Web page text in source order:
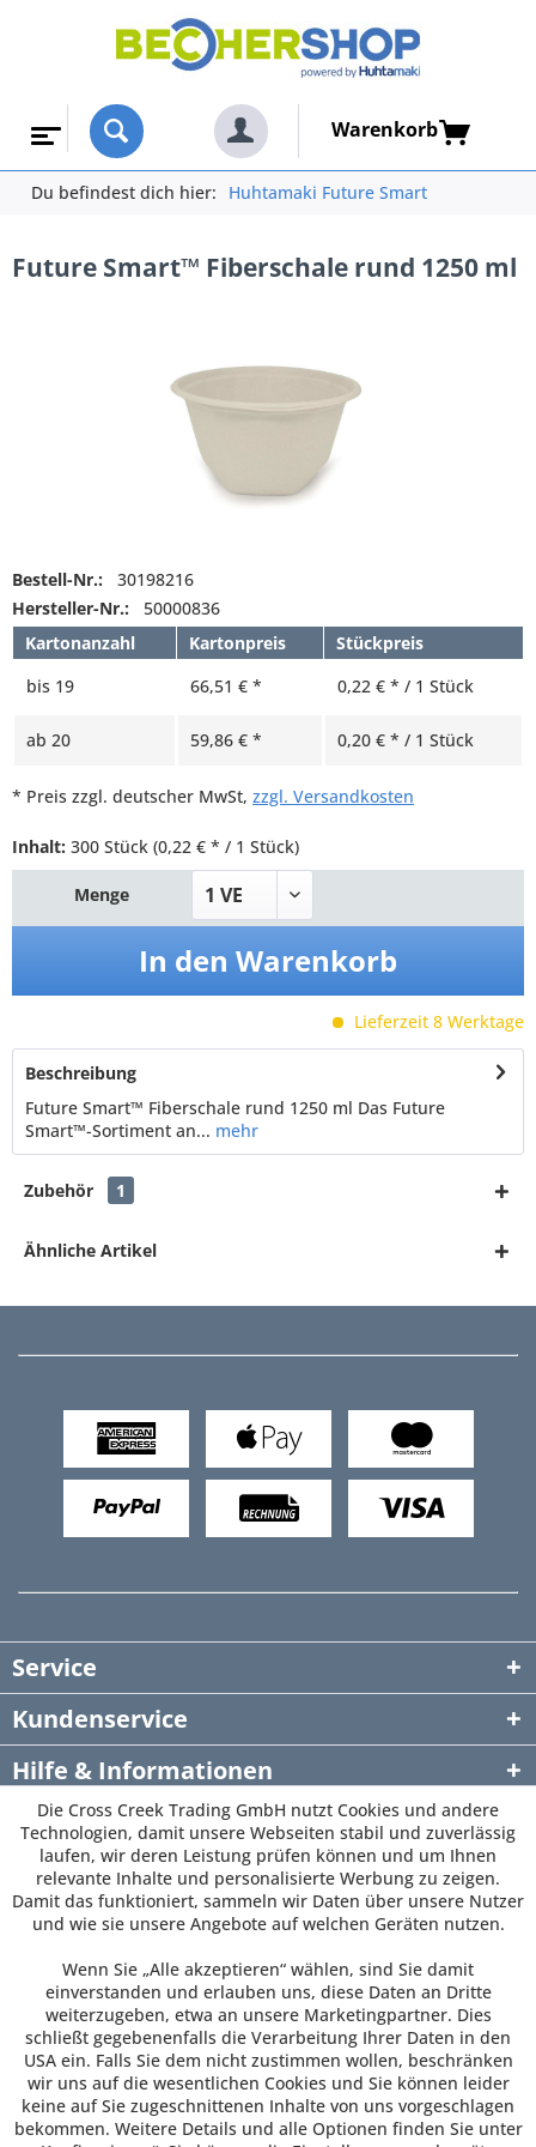
Warenkorb
Du befindest dich hier: Huhtamaki Future Smart
Future Smart™ Fiberschale rund 1250 ml
Bestell-Nr.:
30198216
Hersteller-Nr.:
50000836
Kartonanzahl
Kartonpreis
Stückpreis
bis 19 66,51 € * 0,22 € * / 1 Stück
ab 20 59,86 € * 0,20 € * / 1 Stück
* Preis zzgl. deutscher MwSt, zzgl. Versandkosten
Inhalt: 300 Stück (0,22 € * / 1 Stück)
Menge
In den Warenkorb
Lieferzeit 8 Werktage
Beschreibung
Future Smart™ Fiberschale rund 1250 ml Das Future
Smart™-Sortiment an... mehr
Zubehör 1
Ähnliche Artikel
Service
Kundenservice
Hilfe & Informationen
Newsletter
Die Cross Creek Trading GmbH nutzt Cookies und andere
Technologien, damit unsere Webseiten stabil und zuverlässig
laufen, wir deren Leistung prüfen können und um Ihnen
relevante Inhalte und personalisierte Werbung zu zeigen.
Damit das funktioniert, sammeln wir Daten über unsere Nutzer
und wie sie unsere Angebote auf welchen Geräten nutzen.
Wenn Sie „Alle akzeptieren“ wählen, sind Sie damit
einverstanden und erlauben uns, diese Daten an Dritte
weiterzugeben, etwa an unsere Marketingpartner. Dies
schließt gegebenenfalls die Verarbeitung Ihrer Daten in den
USA ein. Falls Sie dem nicht zustimmen wollen, beschränken
wir uns auf die wesentlichen Cookies und Sie können leider
keine auf Sie zugeschnittenen Inhalte von uns vorgeschlagen
bekommen. Weitere Details und alle Optionen finden Sie unter